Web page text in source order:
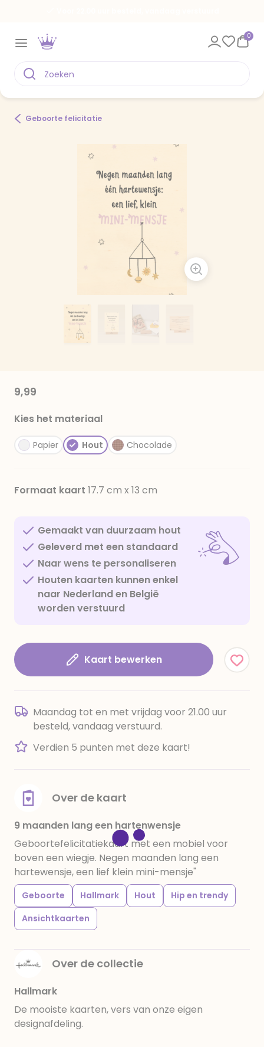
0
Geboorte felicitatie
9,99
Kies het materiaal
Papier Hout Chocolade
Formaat kaart 17.7 cm x 13 cm
Gemaakt van duurzaam hout
Geleverd met een standaard
Naar wens te personaliseren
Houten kaarten kunnen enkel
naar Nederland en België
worden verstuurd
Kaart bewerken
Maandag tot en met vrijdag voor 21.00 uur
besteld, vandaag verstuurd.
Verdien 5 punten met deze kaart!
Over de kaart
9 maanden lang een hartenwensje
Geboortefelicitatiekaart met een mobiel voor
boven een wiegje. Negen maanden lang een
hartewensje, een lief klein mini-mensje"
Geboorte Hallmark Hout
Hip en trendy
Ansichtkaarten
Over de collectie
Hallmark
De mooiste kaarten, vers van onze eigen
designafdeling.